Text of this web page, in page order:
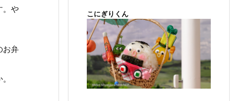
。や
お弁
こにぎりくん